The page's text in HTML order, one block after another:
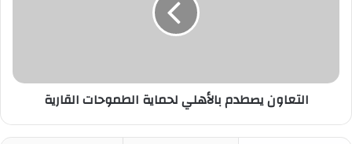
التعاون يصطدم بالأهلي لحماية الطموحات القارية